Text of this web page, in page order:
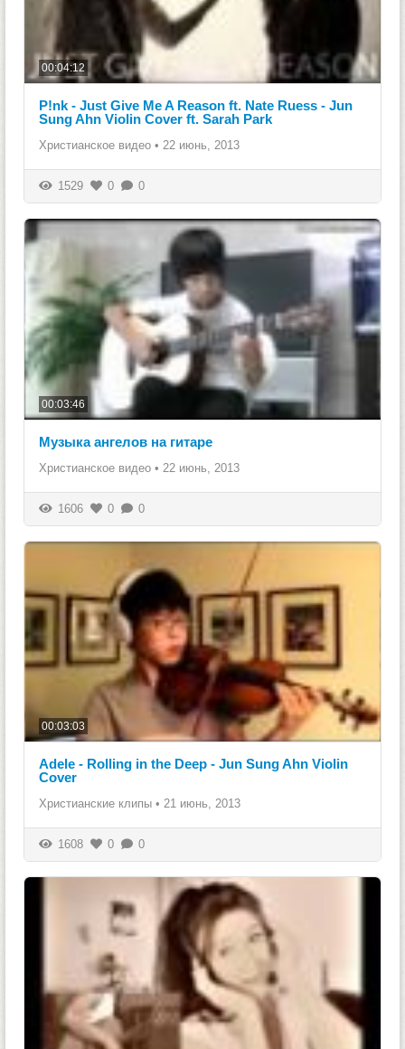
00:04:12
P!nk - Just Give Me A Reason ft. Nate Ruess - Jun
Sung Ahn Violin Cover ft. Sarah Park
Христианское видео • 22 июнь, 2013
1529 0 0
00:03:46
Музыка ангелов на гитаре
Христианское видео • 22 июнь, 2013
1606 0 0
00:03:03
Adele - Rolling in the Deep - Jun Sung Ahn Violin
Cover
Христианские клипы • 21 июнь, 2013
1608 0 0